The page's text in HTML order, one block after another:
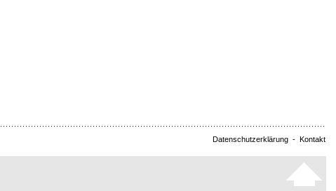
Datenschutzerklärung - Kontakt